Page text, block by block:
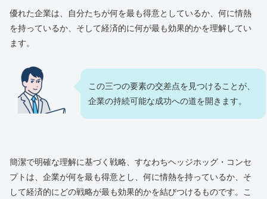
優れた企業は、自分たちが何を最も得意としているか、何に情熱
を持っているか、そして経済的に何が最も効果的かを理解してい
ます。
この三つの要素の交差点を見つけることが、
企業の持続可能な成功への道を開きます。
簡潔で明確な理解に基づく戦略、すなわちヘッジホッグ・コンセ
プトは、企業が何を最も得意とし、何に情熱を持っているか、そ
して経済的にどの戦略が最も効果的かを結びつけるものです。こ